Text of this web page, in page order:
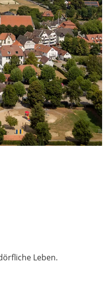
Leben.